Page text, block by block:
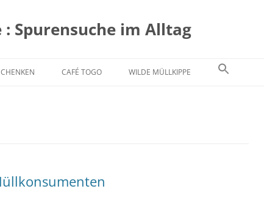
Spurensuche im Alltag
CAFÉ TOGO WILDE MÜLLKIPPE